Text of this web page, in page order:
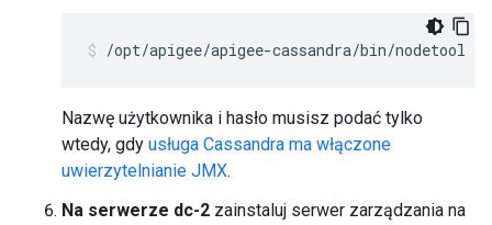
/opt/apigee/apigee-cassandra/bin/nodetool
Nazwę użytkownika i hasło musisz podać tylko
wtedy, gdy usługa Cassandra ma włączone
uwierzytelnianie JMX.
Na serwerze dc-2 zainstaluj serwer zarządzania na